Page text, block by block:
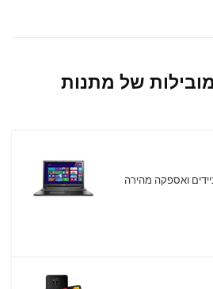
של מתנות
ואספקה מהירה